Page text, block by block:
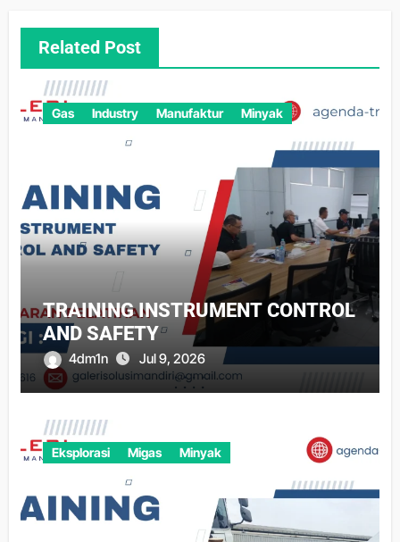
Related Post
Gas Industry Manufaktur Minyak
TRAINING INSTRUMENT CONTROL
AND SAFETY
4dm1n Jul 9, 2026
Eksplorasi Migas Minyak